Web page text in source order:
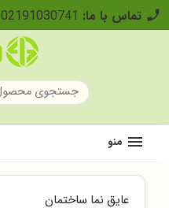
call تماس با ما: 02191030741
منو
عایق نما ساختمان